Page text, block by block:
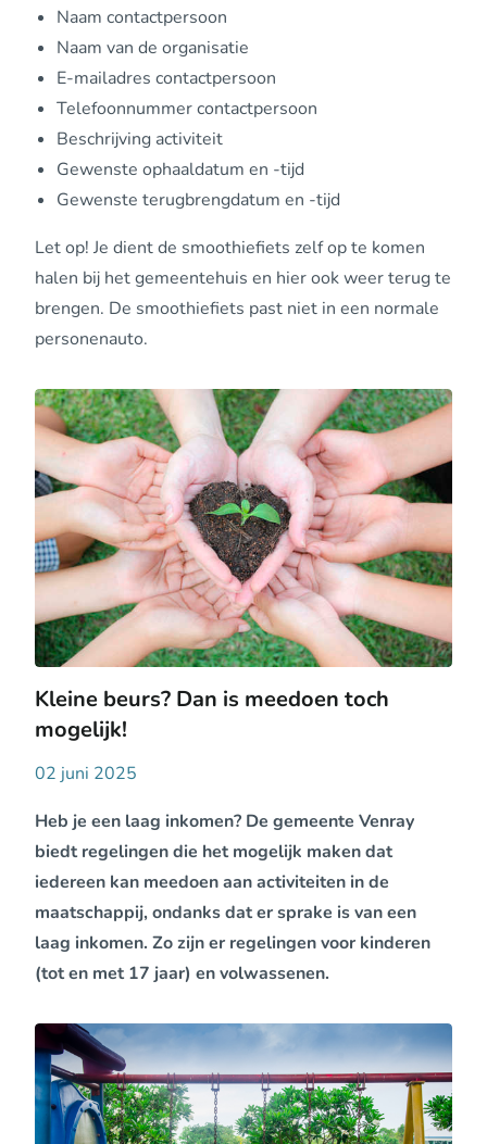
Naam contactpersoon
Naam van de organisatie
E-mailadres contactpersoon
Telefoonnummer contactpersoon
Beschrijving activiteit
Gewenste ophaaldatum en -tijd
Gewenste terugbrengdatum en -tijd
Let op! Je dient de smoothiefiets zelf op te komen
halen bij het gemeentehuis en hier ook weer terug te
brengen. De smoothiefiets past niet in een normale
personenauto.
Kleine beurs? Dan is meedoen toch
mogelijk!
02 juni 2025
Heb je een laag inkomen? De gemeente Venray
biedt regelingen die het mogelijk maken dat
iedereen kan meedoen aan activiteiten in de
maatschappij, ondanks dat er sprake is van een
laag inkomen. Zo zijn er regelingen voor kinderen
(tot en met 17 jaar) en volwassenen.